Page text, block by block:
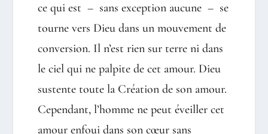
ce qui est – sans exception aucune – se
tourne vers Dieu dans un mouvement de
conversion. Il n’est rien sur terre ni dans
le ciel qui ne palpite de cet amour. Dieu
sustente toute la Création de son amour.
Cependant, l’homme ne peut éveiller cet
amour enfoui dans son cœur sans